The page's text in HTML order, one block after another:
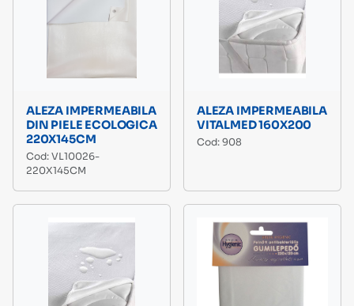
ALEZA IMPERMEABILA
DIN PIELE ECOLOGICA
220X145CM
Cod: VL10026-
220X145CM
ALEZA IMPERMEABILA
VITALMED 160X200
Cod: 908